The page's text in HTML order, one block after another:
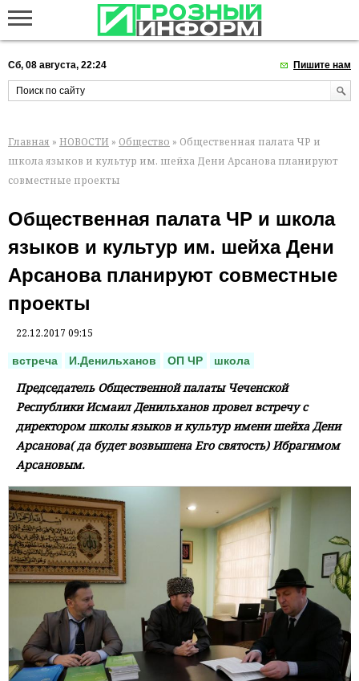
Сб, 08 августа, 22:24 Пишите нам
Главная » НОВОСТИ » Общество » Общественная палата ЧР и
школа языков и культур им. шейха Дени Арсанова планируют
совместные проекты
Общественная палата ЧР и школа
языков и культур им. шейха Дени
Арсанова планируют совместные
проекты
22.12.2017 09:15
встреча И.Денильханов ОП ЧР школа
Председатель Общественной палаты Чеченской
Республики Исмаил Денильханов провел встречу с
директором школы языков и культур имени шейха Дени
Арсанова( да будет возвышена Его святость) Ибрагимом
Арсановым.